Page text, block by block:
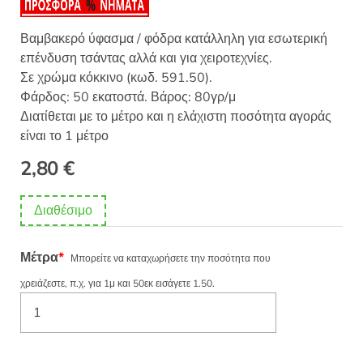
Βαμβακερό ύφασμα / φόδρα κατάλληλη για εσωτερική
επένδυση τσάντας αλλά και για χειροτεχνίες.
Σε χρώμα κόκκινο (κωδ. 591.50).
Φάρδος: 50 εκατοστά. Βάρος: 80γρ/μ
Διατίθεται με το μέτρο και η ελάχιστη ποσότητα αγοράς
είναι το 1 μέτρο
2,80€
Διαθέσιμο
Μέτρα* Μπορείτε να καταχωρήσετε την ποσότητα που
χρειάζεστε, π.χ. για 1μ και 50εκ εισάγετε 1.50.